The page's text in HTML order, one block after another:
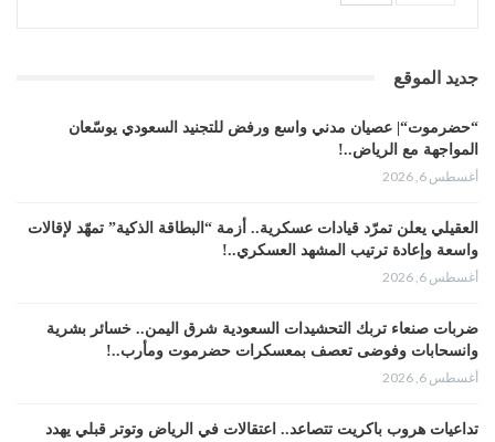
جديد الموقع
“حضرموت“| عصيان مدني واسع ورفض للتجنيد السعودي يوسّعان
المواجهة مع الرياض..!
أغسطس 6, 2026
العقيلي يعلن تمرّد قيادات عسكرية.. أزمة “البطاقة الذكية” تمهّد لإقالات
واسعة وإعادة ترتيب المشهد العسكري..!
أغسطس 6, 2026
ضربات صنعاء تربك التحشيدات السعودية شرق اليمن.. خسائر بشرية
وانسحابات وفوضى تعصف بمعسكرات حضرموت ومأرب..!
أغسطس 6, 2026
تداعيات هروب باكريت تتصاعد.. اعتقالات في الرياض وتوتر قبلي يهدد